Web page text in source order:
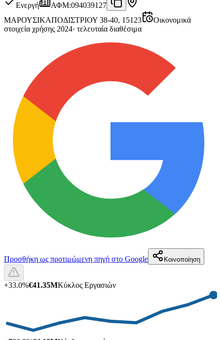
Ενεργή ΑΦΜ:094039127
ΜΑΡΟΥΣΙΚΑΠΟΔΙΣΤΡΙΟΥ 38-40, 15123
Οικονομικά
στοιχεία χρήσης 2024· τελευταία διαθέσιμα
Προσθήκη ως προτιμώμενη πηγή στο Google Κοινοποίηση
+33.0%€41.35MΚύκλος Εργασιών